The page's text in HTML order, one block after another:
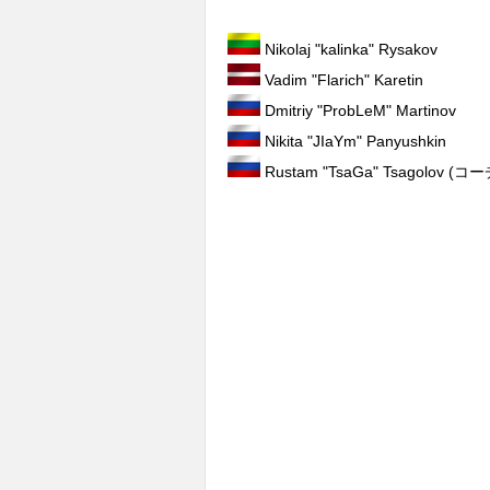
Nikolaj "kalinka" Rysakov
Vadim "Flarich" Karetin
Dmitriy "ProbLeM" Martinov
Nikita "JIaYm" Panyushkin
Rustam "TsaGa" Tsagolov (コー